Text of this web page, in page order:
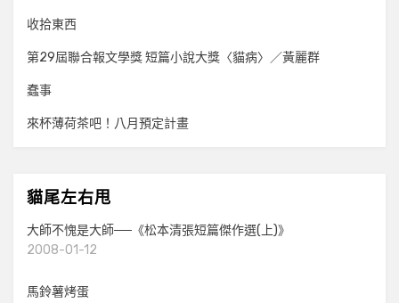
收拾東西
第29屆聯合報文學獎 短篇小說大獎〈貓病〉／黃麗群
蠢事
來杯薄荷茶吧！八月預定計畫
貓尾左右甩
大師不愧是大師──《松本清張短篇傑作選(上)》
2008-01-12
馬鈴薯烤蛋